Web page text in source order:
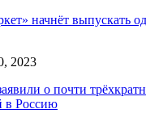
начнёт выпускать
2023
о почти
в Россию